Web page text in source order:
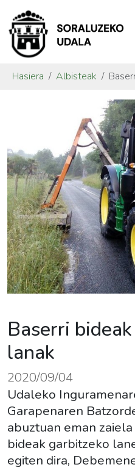
Hasiera Albisteak
Baserri
lanak
2020/09/04
Udaleko
Garapenaren
abuztuan eman
bideak garbitzeko
egiten dira,